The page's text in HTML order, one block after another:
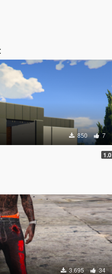
:
850 7
1.0
3.695 34